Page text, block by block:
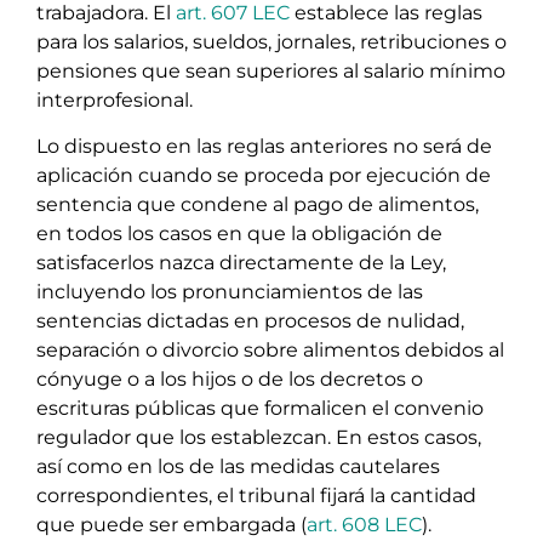
trabajadora. El art. 607 LEC establece las reglas
para los salarios, sueldos, jornales, retribuciones o
pensiones que sean superiores al salario mínimo
interprofesional.
Lo dispuesto en las reglas anteriores no será de
aplicación cuando se proceda por ejecución de
sentencia que condene al pago de alimentos,
en todos los casos en que la obligación de
satisfacerlos nazca directamente de la Ley,
incluyendo los pronunciamientos de las
sentencias dictadas en procesos de nulidad,
separación o divorcio sobre alimentos debidos al
cónyuge o a los hijos o de los decretos o
escrituras públicas que formalicen el convenio
regulador que los establezcan. En estos casos,
así como en los de las medidas cautelares
correspondientes, el tribunal fijará la cantidad
que puede ser embargada (art. 608 LEC).